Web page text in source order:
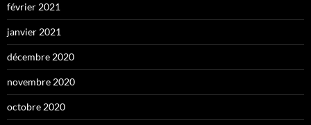
février 2021
janvier 2021
décembre 2020
novembre 2020
octobre 2020